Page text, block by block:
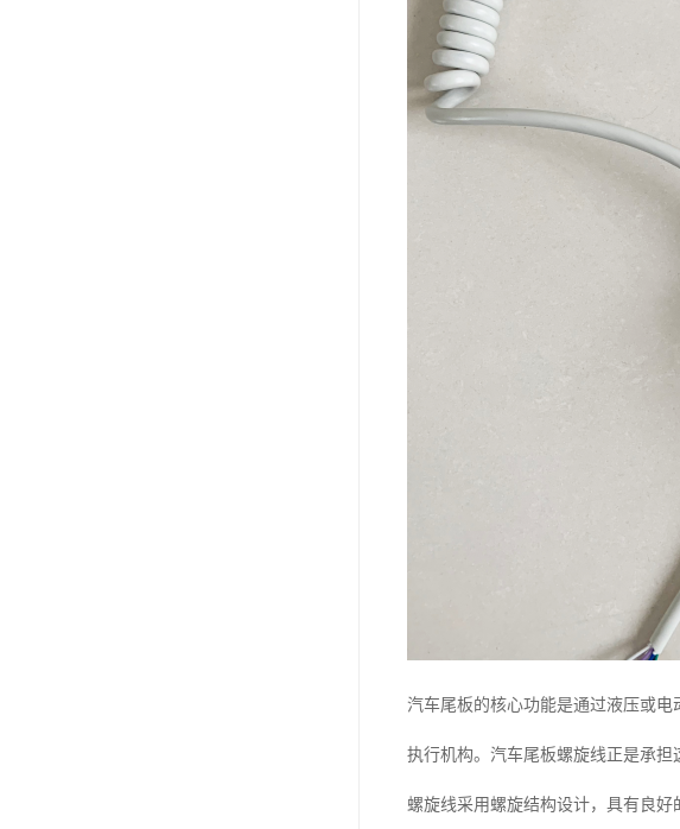
汽车尾板的核心功能是通过液压或
执行机构。汽车尾板螺旋线正是承担
螺旋线采用螺旋结构设计，具有良